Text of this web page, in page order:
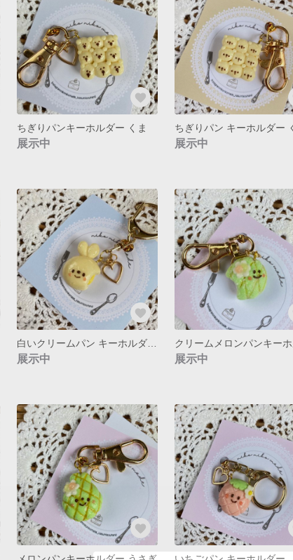
ちぎりパンキーホルダー くま
展示中
ちぎりパン キーホルダー
展示中
白いクリームパン キーホルダー うさぎ
展示中 展示中